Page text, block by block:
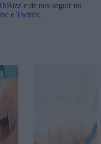
e de nos seguir no
e Twitter.